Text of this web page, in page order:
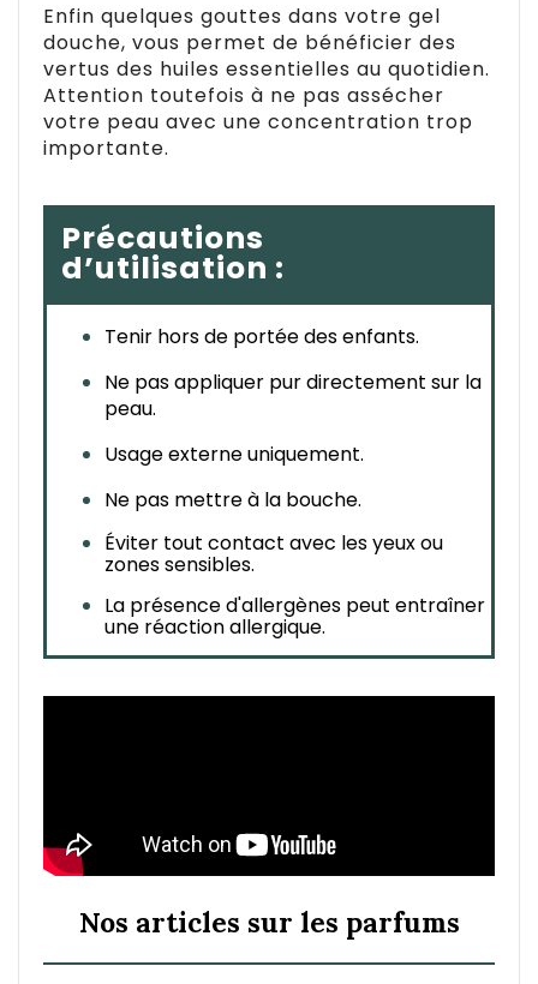
Enfin quelques gouttes dans votre gel
douche, vous permet de bénéficier des
vertus des huiles essentielles au quotidien.
Attention toutefois à ne pas assécher
votre peau avec une concentration trop
importante.
Précautions
d’utilisation :
Tenir hors de portée des enfants.
Ne pas appliquer pur directement sur la
peau.
Usage externe uniquement.
Ne pas mettre à la bouche.
Éviter tout contact avec les yeux ou
zones sensibles.
La présence d'allergènes peut entraîner
une réaction allergique.
Nos articles sur les parfums